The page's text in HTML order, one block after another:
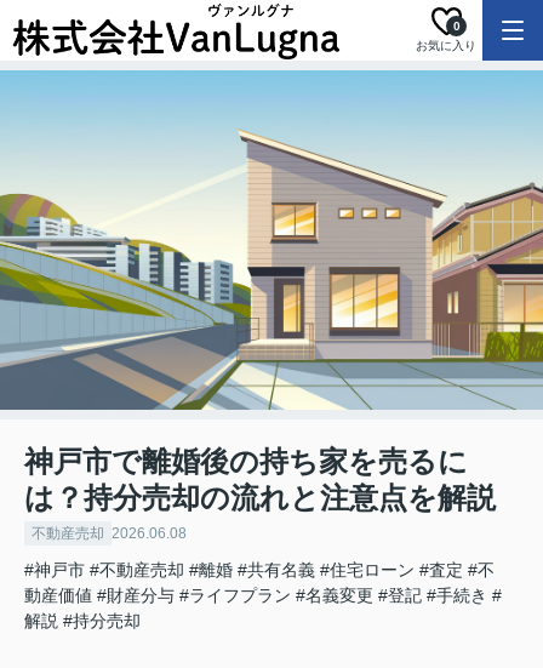
お気に入り
0
神戸市で離婚後の持ち家を売るに
は？持分売却の流れと注意点を解説
不動産売却 2026.06.08
#神戸市 #不動産売却 #離婚 #共有名義 #住宅ローン #査定 #不
動産価値 #財産分与 #ライフプラン #名義変更 #登記 #手続き #
解説 #持分売却